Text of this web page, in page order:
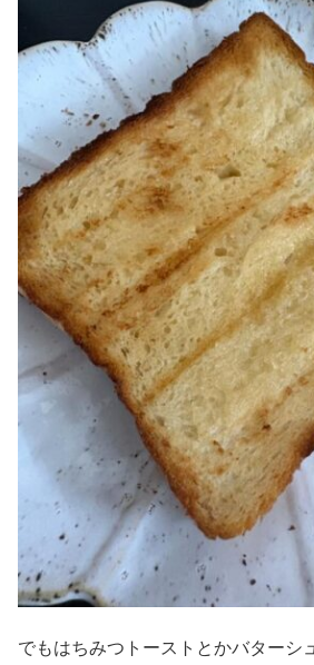
でもはちみつトーストとかバターシ